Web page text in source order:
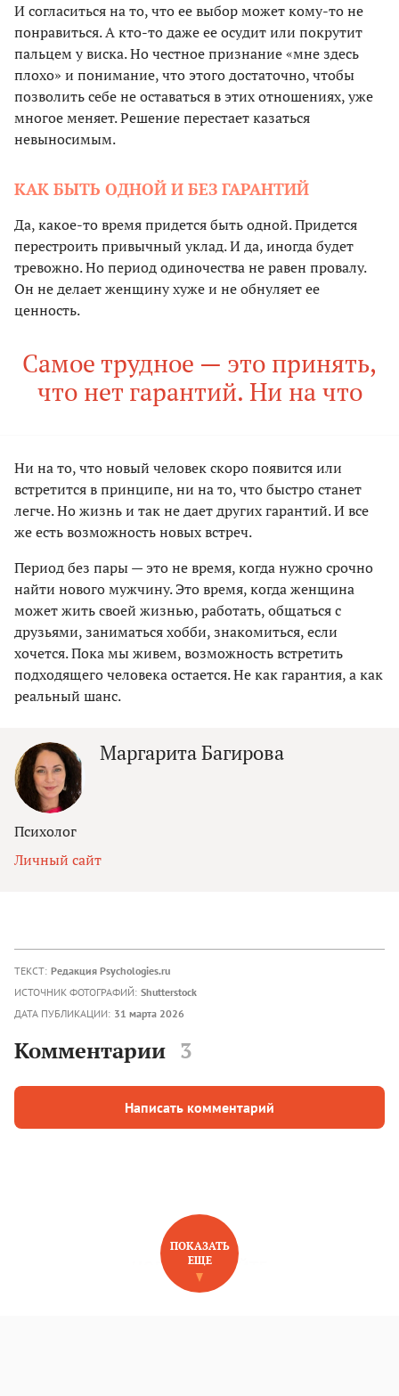
И согласиться на то, что ее выбор может кому-то не
понравиться. А кто-то даже ее осудит или покрутит
пальцем у виска. Но честное признание «мне здесь
плохо» и понимание, что этого достаточно, чтобы
позволить себе не оставаться в этих отношениях, уже
многое меняет. Решение перестает казаться
невыносимым.
КАК БЫТЬ ОДНОЙ И БЕЗ ГАРАНТИЙ
Да, какое-то время придется быть одной. Придется
перестроить привычный уклад. И да, иногда будет
тревожно. Но период одиночества не равен провалу.
Он не делает женщину хуже и не обнуляет ее
ценность.
Самое трудное — это принять,
что нет гарантий. Ни на что
Ни на то, что новый человек скоро появится или
встретится в принципе, ни на то, что быстро станет
легче. Но жизнь и так не дает других гарантий. И все
же есть возможность новых встреч.
Период без пары — это не время, когда нужно срочно
найти нового мужчину. Это время, когда женщина
может жить своей жизнью, работать, общаться с
друзьями, заниматься хобби, знакомиться, если
хочется. Пока мы живем, возможность встретить
подходящего человека остается. Не как гарантия, а как
реальный шанс.
Маргарита Багирова
Психолог
Личный сайт
ТЕКСТ: Редакция Psychologies.ru
ИСТОЧНИК ФОТОГРАФИЙ: Shutterstock
ДАТА ПУБЛИКАЦИИ: 31 марта 2026
Комментарии 3
Написать комментарий
НОВОЕ НА САЙТЕ
ПОКАЗАТЬ
ЕЩЕ